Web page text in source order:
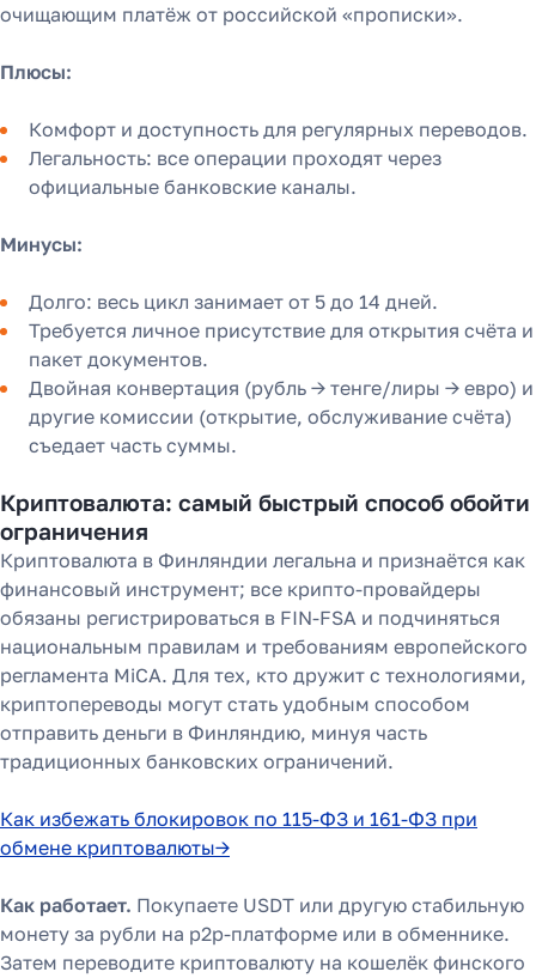
очищающим платёж от российской «прописки».
Плюсы:
Комфорт и доступность для регулярных переводов.
Легальность: все операции проходят через
официальные банковские каналы.
Минусы:
Долго: весь цикл занимает от 5 до 14 дней.
Требуется личное присутствие для открытия счёта и
пакет документов.
Двойная конвертация (рубль → тенге/лиры → евро) и
другие комиссии (открытие, обслуживание счёта)
съедает часть суммы.
Криптовалюта: самый быстрый способ обойти
ограничения
Криптовалюта в Финляндии легальна и признаётся как
финансовый инструмент; все крипто‑провайдеры
обязаны регистрироваться в FIN‑FSA и подчиняться
национальным правилам и требованиям европейского
регламента MiCA. Для тех, кто дружит с технологиями,
криптопереводы могут стать удобным способом
отправить деньги в Финляндию, минуя часть
традиционных банковских ограничений.
Как избежать блокировок по 115-ФЗ и 161-ФЗ при
обмене криптовалюты→
Как работает. Покупаете USDT или другую стабильную
монету за рубли на p2p-платформе или в обменнике.
Затем переводите криптовалюту на кошелёк финского